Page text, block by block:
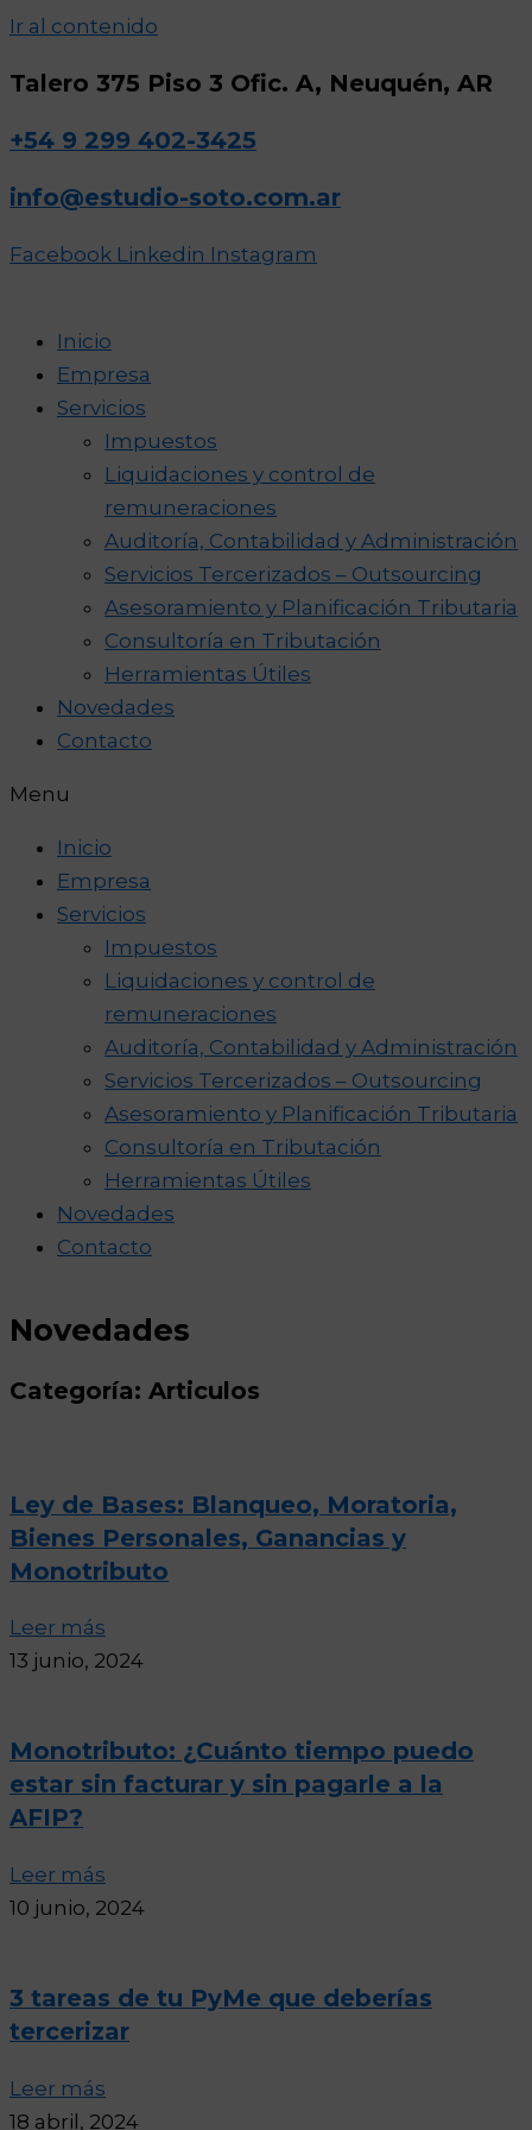
Ir al contenido
Talero 375 Piso 3 Ofic. A, Neuquén, AR
+54 9 299 402-3425
info@estudio-soto.com.ar
Facebook Linkedin Instagram
Inicio
Empresa
Servicios
Impuestos
Liquidaciones y control de
remuneraciones
Auditoría, Contabilidad y Administración
Servicios Tercerizados – Outsourcing
Asesoramiento y Planificación Tributaria
Consultoría en Tributación
Herramientas Útiles
Novedades
Contacto
Menu
Inicio
Empresa
Servicios
Impuestos
Liquidaciones y control de
remuneraciones
Auditoría, Contabilidad y Administración
Servicios Tercerizados – Outsourcing
Asesoramiento y Planificación Tributaria
Consultoría en Tributación
Herramientas Útiles
Novedades
Contacto
Novedades
Categoría: Articulos
Ley de Bases: Blanqueo, Moratoria,
Bienes Personales, Ganancias y
Monotributo
Leer más
13 junio, 2024
Monotributo: ¿Cuánto tiempo puedo
estar sin facturar y sin pagarle a la
AFIP?
Leer más
10 junio, 2024
3 tareas de tu PyMe que deberías
tercerizar
Leer más
18 abril, 2024